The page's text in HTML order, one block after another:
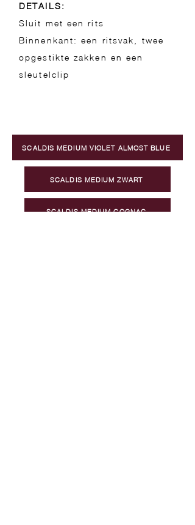
DETAILS:
Sluit met een rits
Binnenkant: een ritsvak, twee
opgestikte zakken en een
sleutelclip
SCALDIS MEDIUM VIOLET ALMOST BLUE
SCALDIS MEDIUM ZWART
SCALDIS MEDIUM COGNAC